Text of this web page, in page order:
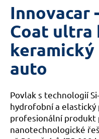
produktu
0,0
z
5
hvězdiček.
Innovacar
Coat ultra
auto
Povlak s technologií
hydrofobní a elastický
profesionální produkt
nanotechnologické
HLEDAT
D
o
p
o
r
u
č